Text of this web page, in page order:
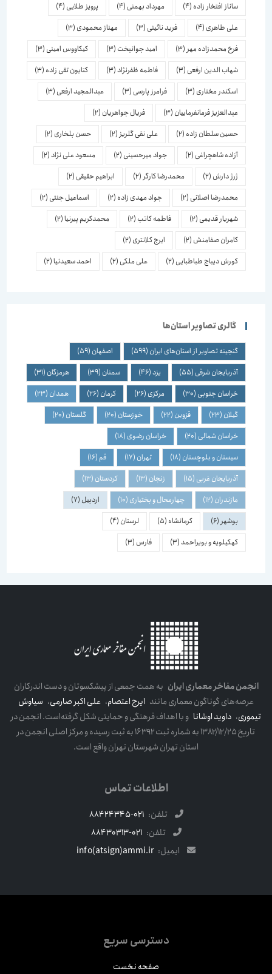
ساناز افتخار زاده(4) مهرداد بهمنی(4) پرویز طلایی(4)
علی طاهری(4) فرید نائینی(3) مهناز محمودی(3)
فرخ محمدزاده مهر (3) امید جوانبخت(3) کیکاووس امینی(3)
شهاب الدین ارفعی(3) فاطمه ظفرنژاد(3) کتایون تقی زاده(3)
اسكندر مختاری(3) فرامرز پارسی(3) عبدالمجید ارفعی(3)
عبدالعزیز فرمانفرماییان(3) فریال جواهریان(2)
حسین سلطان زاده(2) علی نقی گلریز(2) حسن بلخاری(2)
آزاده شاهچراغی(2) جواد میرحسینی(2) مسعود علی نژاد (2)
ژرژ دارش(2) محمدرضا کارگر(2) ابراهیم حقیقی(2)
محمدرضا اصلانی(2) جواد مهدی زاده(2) اسماعیل جنتی(2)
شهریار قدیمی(2) فاطمه کاتب(2) محمدکریم پیرنیا(2)
کامران صفامنش(2) ایرج کلانتری(2)
کورش دیباج طباطبایی(2) علی ملکی(2) احمد سعیدنیا(2)
گالری تصاویر استان‌ها
گنجینه تصاویر از استان‌های ایران(599) اصفهان(59)
آذربایجان شرقی(55)
(46) سمنان(39) هرمزگان(31)
خراسان جنوبی(30) مرکزی(26) کرمان(26) همدان(23)
گیلان(23) قزوین(22) خوزستان(20) گلستان(20)
خراسان شمالی(20) خراسان رضوی(18)
سیستان و بلوچستان(18) تهران(17)
(16)
آذربایجان غربی(15) زنجان(13) کردستان(13)
مازندران(12) چهارمحال و بختیاری(10) اردبیل(7)
بوشهر(6) کرمانشاه(5) لرستان(4)
کهکیلویه و بویراحمد(3) فارس(3)
انجمن مفاخر معماری ایرانبه همت جمعی از پیشکسوتان و دست اندرکاران
عرصه‌های گوناگون معماری مانندایرج اعتصام،علی اکبر صارمی،سیاوش
تیموری،داوید اوشاناو با اهداف فرهنگی و حمایتی شکل گرفته‌است. انجمن در
تاریخ ۱۳۸۲/۱۲/۲۵ به شماره ثبت ۱۶۳۹۲ به ثبت رسیده و مرکز اصلی انجمن در
استان تهران شهرستان تهران واقع است.
اطلاعات تماس
تلفن: 021-88424345
تلفن: 021-88430313
ایمیل: info(atsign)ammi.ir
دسترسی سریع
صفحه نخست